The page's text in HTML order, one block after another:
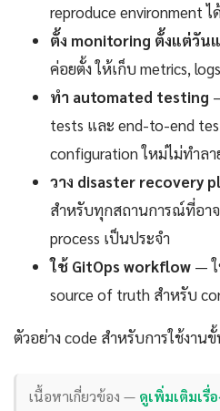
reproduce environment ไ
ตั้ง monitoring ตั้งแต่วัน
ค่อยตั้ง ให้เก็บ metrics,
ทำ automated testing
tests และ end-to-end
configuration ใหม่ไม่ทำล
วาง disaster recovery
สำหรับทุกสถานการณ์ที่อา
process เป็นประจำ
ใช้ GitOps workflow — ใ
source of truth สำหรับ
ตัวอย่าง code สำหรับการใช้งานขั้
เนื้อหาเกี่ยวข้อง — ดูเพิ่มเติมเรื่